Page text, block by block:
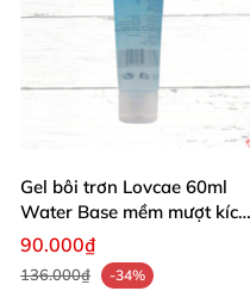
Gel bôi trơn Lovcae 60ml
Water Base mềm mượt kích
thích
90.000₫
136.000₫
-34%